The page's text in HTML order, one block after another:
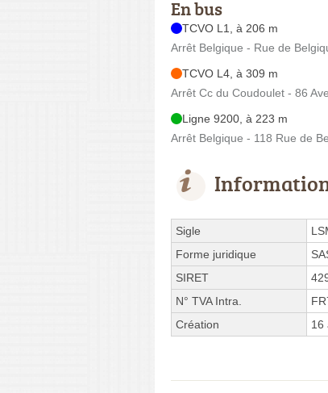
En bus
TCVO L1, à 206 m
Arrêt Belgique - Rue de
TCVO L4, à 309 m
Arrêt Cc du Coudoulet - 86
Ligne 9200, à 223 m
Arrêt Belgique - 118 Rue de
Sigle
Forme juridique
SIRET
N° TVA Intra.
Création
16